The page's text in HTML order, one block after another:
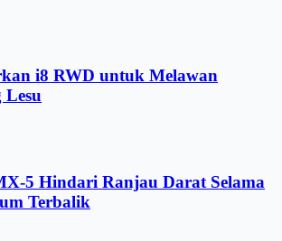
i8 RWD untuk Melawan
Lesu
5 Hindari Ranjau Darat Selama
Terbalik